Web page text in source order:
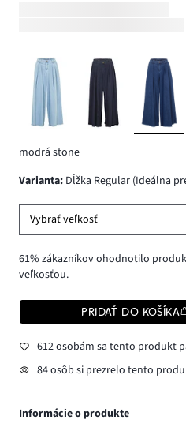
modrá stone
varianta: Dĺžka Regular (Ideálna
Vybrať veľkosť
61% zákazníkov ohodnotilo
veľkosťou.
PRIDAŤ DO KOŠÍKA
612 osobám sa tento produkt
84 osôb si prezrelo tento
Informácie o produkte